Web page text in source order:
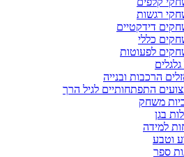
רגשות
דידקטיים
כללי
לפעוטות
הרכבות ובנייה
התפתחותיים לגיל הרך
משחק
בגן
למידה
וטבע
ספר